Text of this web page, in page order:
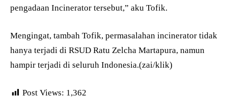
pengadaan Incinerator tersebut,” aku Tofik.
Mengingat, tambah Tofik, permasalahan incinerator tidak
hanya terjadi di RSUD Ratu Zelcha Martapura, namun
hampir terjadi di seluruh Indonesia.(zai/klik)
Post Views: 1,362